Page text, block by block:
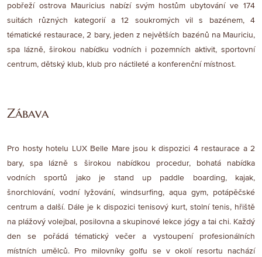
pobřeží ostrova Mauricius nabízí svým hostům ubytování ve 174
suitách různých kategorií a 12 soukromých vil s bazénem, 4
tématické restaurace, 2 bary, jeden z největších bazénů na Mauriciu,
spa lázně, širokou nabídku vodních i pozemních aktivit, sportovní
centrum, dětský klub, klub pro náctileté a konferenční místnost.
Zábava
Pro hosty hotelu LUX Belle Mare jsou k dispozici 4 restaurace a 2
bary, spa lázně s širokou nabídkou procedur, bohatá nabídka
vodních sportů jako je stand up paddle boarding, kajak,
šnorchlování, vodní lyžování, windsurfing, aqua gym, potápěčské
centrum a další. Dále je k dispozici tenisový kurt, stolní tenis, hřiště
na plážový volejbal, posilovna a skupinové lekce jógy a tai chi. Každý
den se pořádá tématický večer a vystoupení profesionálních
místních umělců. Pro milovníky golfu se v okolí resortu nachází